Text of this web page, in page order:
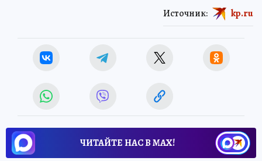
Источник: kp.ru
ЧИТАЙТЕ НАС В МАХ!